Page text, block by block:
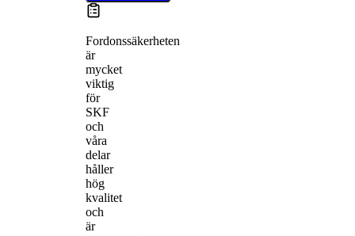
Fordonssäkerheten
är
mycket
viktig
för
SKF
och
våra
delar
håller
hög
kvalitet
och
är